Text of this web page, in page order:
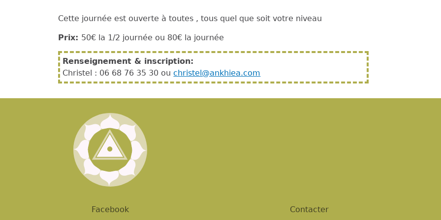
Cette journée est ouverte à toutes , tous quel que soit votre niveau
Prix: 50€ la 1/2 journée ou 80€ la journée
Renseignement & inscription:
Christel : 06 68 76 35 30 ou christel@ankhiea.com
Facebook Contacter